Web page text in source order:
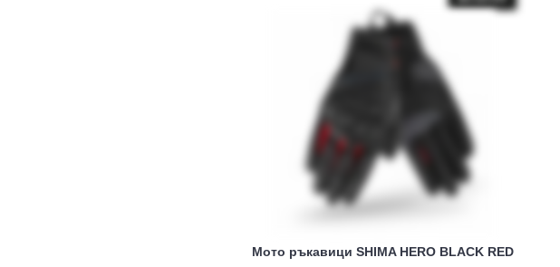
Мото ръкавици SHIMA HERO BLACK RED